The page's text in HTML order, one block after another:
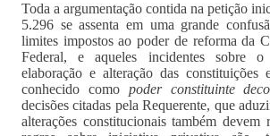
Toda a argumentação contida na petição
5.296 se assenta em uma grande
limites impostos ao poder de reforma da
Federal, e aqueles incidentes sobre
elaboração e alteração das constituições
conhecido como poder constituinte
decisões citadas pela Requerente, que
alterações constitucionais também devem